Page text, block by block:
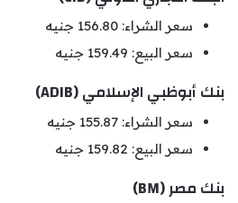
سعر الشراء: 156.80 جنيه
سعر البيع: 159.49 جنيه
بنك أبوظبي الإسلامي (ADIB)
سعر الشراء: 155.87 جنيه
سعر البيع: 159.82 جنيه
بنك مصر (BM)